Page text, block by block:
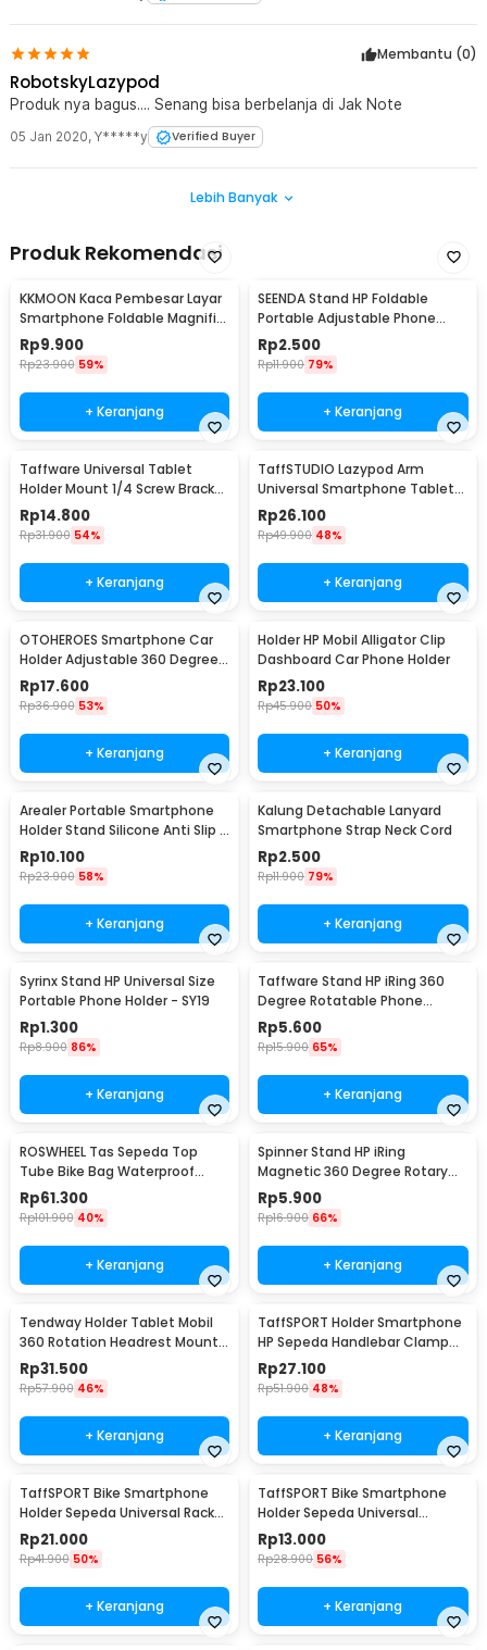
Membantu (0)
RobotskyLazypod
Produk nya bagus.... Senang bisa berbelanja di Jak Note
05 Jan 2020, Y*****y Verified Buyer
Lebih Banyak
Produk Rekomendasi
KKMOON Kaca Pembesar Layar
Smartphone Foldable Magnifier
Stand 5X - F1
Rp9.900
Rp23.900 59%
+ Keranjang
SEENDA Stand HP Foldable
Portable Adjustable Phone
Holder - S089
Rp2.500
Rp11.900 79%
+ Keranjang
Taffware Universal Tablet
Holder Mount 1/4 Screw Bracket
Tripod - VTM4
Rp14.800
Rp31.900 54%
+ Keranjang
TaffSTUDIO Lazypod Arm
Universal Smartphone Tablet
Holder Klip Clamp - A-138
Rp26.100
Rp49.900 48%
+ Keranjang
OTOHEROES Smartphone Car
Holder Adjustable 360 Degree
with Suction Cup - T003
Rp17.600
Rp36.900 53%
+ Keranjang
Holder HP Mobil Alligator Clip
Dashboard Car Phone Holder
Rp23.100
Rp45.900 50%
+ Keranjang
Arealer Portable Smartphone
Holder Stand Silicone Anti Slip -
PA456
Rp10.100
Rp23.900 58%
+ Keranjang
Kalung Detachable Lanyard
Smartphone Strap Neck Cord
Rp2.500
Rp11.900 79%
+ Keranjang
Syrinx Stand HP Universal Size
Portable Phone Holder - SY19
Rp1.300
Rp8.900 86%
+ Keranjang
Taffware Stand HP iRing 360
Degree Rotatable Phone
Holder - R20
Rp5.600
Rp15.900 65%
+ Keranjang
ROSWHEEL Tas Sepeda Top
Tube Bike Bag Waterproof
Holder HP 6 Inch - ROS12
Rp61.300
Rp101.900 40%
+ Keranjang
Spinner Stand HP iRing
Magnetic 360 Degree Rotary
Phone Holder
Rp5.900
Rp16.900 66%
+ Keranjang
Tendway Holder Tablet Mobil
360 Rotation Headrest Mount
8-11 Inch - SBT-1104
Rp31.500
Rp57.900 46%
+ Keranjang
TaffSPORT Holder Smartphone
HP Sepeda Handlebar Clamp
Bicycle Holder - YP07
Rp27.100
Rp51.900 48%
+ Keranjang
TaffSPORT Bike Smartphone
Holder Sepeda Universal Rack
Bicycle - BM03
Rp21.000
Rp41.900 50%
+ Keranjang
TaffSPORT Bike Smartphone
Holder Sepeda Universal
Bicycle - JR-OK5
Rp13.000
Rp28.900 56%
+ Keranjang